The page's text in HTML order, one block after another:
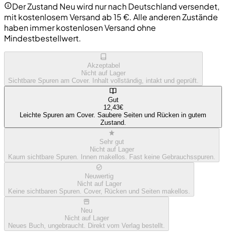
Der Zustand Neu wird nur nach Deutschland versendet,
mit kostenlosem Versand ab 15 €. Alle anderen Zustände
haben immer kostenlosen Versand ohne
Mindestbestellwert.
Akzeptabel
Nicht auf Lager
Sichtbare Spuren am Cover. Inhalt vollständig, intakt und geprüft.
Gut
12,43€
Leichte Spuren am Cover. Saubere Seiten und Rücken in gutem
Zustand.
Sehr gut
Nicht auf Lager
Kaum sichtbare Spuren. Innen makellos. Fast keine Gebrauchsspuren.
Neuwertig
Nicht auf Lager
Keine sichtbaren Spuren. Cover, Rücken und Seiten makellos.
Neu
Nicht auf Lager
Neues Buch, ungebraucht. Direkt vom Verlag bestellt.